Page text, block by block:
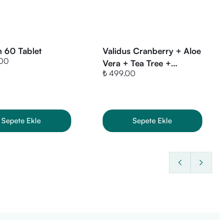
60 Tablet
Sepete Ekle
Validus Cranberry + Aloe
Vera + Tea Tree +
Hibiscus + Bearberry +
₺ 499.00
Sepete Ekle